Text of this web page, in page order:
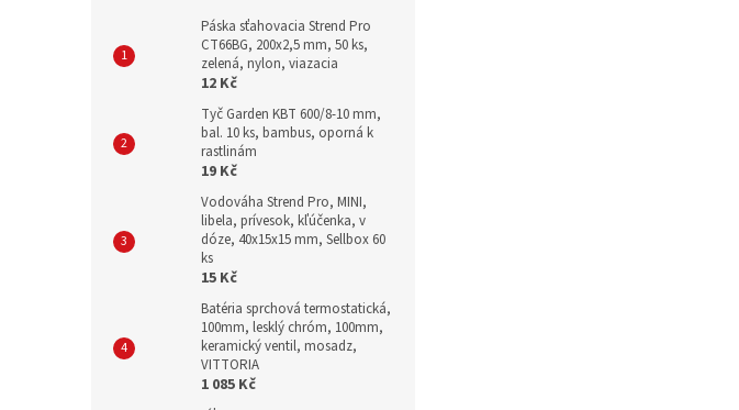
Páska sťahovacia Strend Pro
CT66BG, 200x2,5 mm, 50 ks,
zelená, nylon, viazacia
12 Kč
Tyč Garden KBT 600/8-10 mm,
bal. 10 ks, bambus, oporná k
rastlinám
19 Kč
Vodováha Strend Pro, MINI,
libela, prívesok, kľúčenka, v
dóze, 40x15x15 mm, Sellbox 60
ks
15 Kč
Batéria sprchová termostatická,
100mm, lesklý chróm, 100mm,
keramický ventil, mosadz,
VITTORIA
1 085 Kč